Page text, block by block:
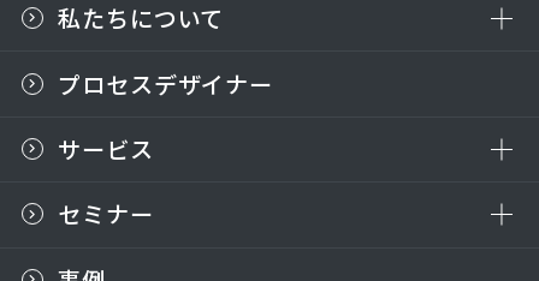
私たちについて
プロセスデザイナー
サービス
セミナー